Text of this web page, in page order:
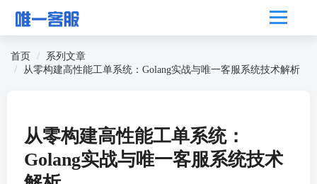
首页
系列文章
从零构建高性能工单系统：Golang实战与唯一客服系统技术解析
从零构建高性能工单系统：
Golang实战与唯一客服系统技术